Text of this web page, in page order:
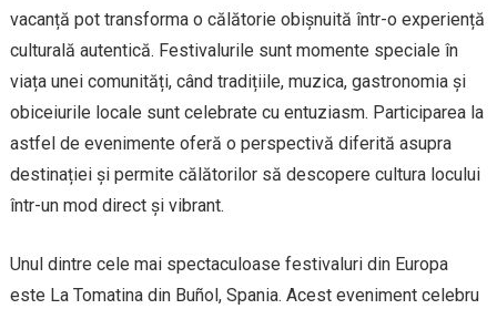
vacanță pot transforma o călătorie obișnuită într-o experiență
culturală autentică. Festivalurile sunt momente speciale în
viața unei comunități, când tradițiile, muzica, gastronomia și
obiceiurile locale sunt celebrate cu entuziasm. Participarea la
astfel de evenimente oferă o perspectivă diferită asupra
destinației și permite călătorilor să descopere cultura locului
într-un mod direct și vibrant.
Unul dintre cele mai spectaculoase festivaluri din Europa
este La Tomatina din Buñol, Spania. Acest eveniment celebru